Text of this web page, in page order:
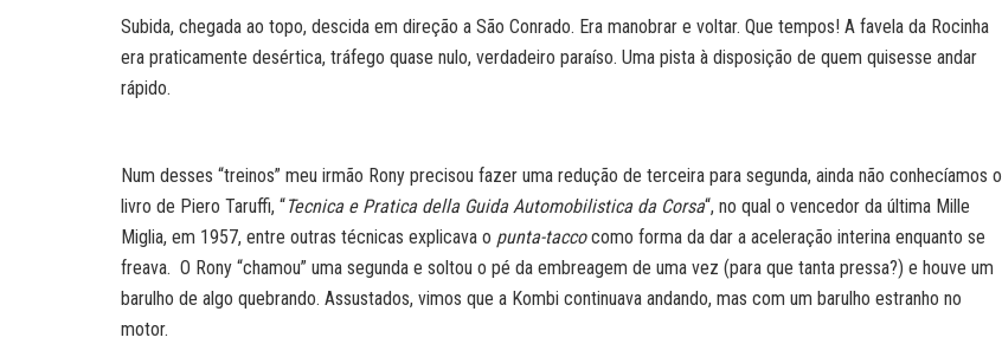
Subida, chegada ao topo, descida em direção a São Conrado. Era manobrar e voltar. Que tempos! A favela da Rocinha
era praticamente desértica, tráfego quase nulo, verdadeiro paraíso. Uma pista à disposição de quem quisesse andar
rápido.
Num desses “treinos” meu irmão Rony precisou fazer uma redução de terceira para segunda, ainda não conhecíamos o
livro de Piero Taruffi, “Tecnica e Pratica della Guida Automobilistica da Corsa“, no qual o vencedor da última Mille
Miglia, em 1957, entre outras técnicas explicava o punta-taccocomo forma da dar a aceleração interina enquanto se
freava. O Rony “chamou” uma segunda e soltou o pé da embreagem de uma vez (para que tanta pressa?) e houve um
barulho de algo quebrando. Assustados, vimos que a Kombi continuava andando, mas com um barulho estranho no
motor.